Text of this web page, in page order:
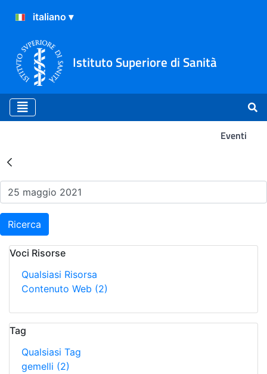
Istituto Superiore di Sanità
Eventi
Risultati della Ricerca -
Ricerca
Voci Risorse
Qualsiasi Risorsa
Contenuto Web (2)
Tag
Qualsiasi Tag
gemelli (2)